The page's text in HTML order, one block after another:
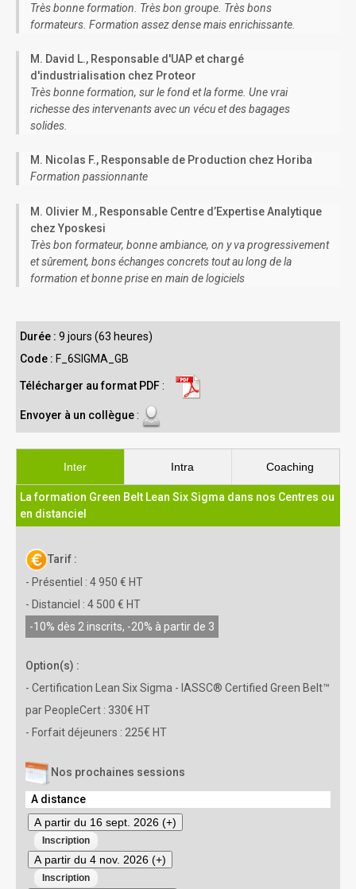
Très bonne formation. Très bon groupe. Très bons
formateurs. Formation assez dense mais enrichissante.
M. David L., Responsable d'UAP et chargé
d'industrialisation chez Proteor
Très bonne formation, sur le fond et la forme. Une vrai
richesse des intervenants avec un vécu et des bagages
solides.
M. Nicolas F., Responsable de Production chez Horiba
Formation passionnante
M. Olivier M., Responsable Centre d’Expertise Analytique
chez Yposkesi
Très bon formateur, bonne ambiance, on y va progressivement
et sûrement, bons échanges concrets tout au long de la
formation et bonne prise en main de logiciels
Durée : 9 jours (63 heures)
Code : F_6SIGMA_GB
Télécharger au format PDF:
Envoyer à un collègue:
Inter Intra Coaching
La formation Green Belt Lean Six Sigma dans nos Centres ou
en distanciel
Tarif :
- Présentiel : 4 950 € HT
- Distanciel : 4 500 € HT
-10% dès 2 inscrits, -20% à partir de 3
Option(s) :
- Certification Lean Six Sigma - IASSC® Certified Green Belt™
par PeopleCert : 330€ HT
- Forfait déjeuners : 225€ HT
Nos prochaines sessions
A distance
A partir du 16 sept. 2026 (+)
A partir du 4 nov. 2026 (+)